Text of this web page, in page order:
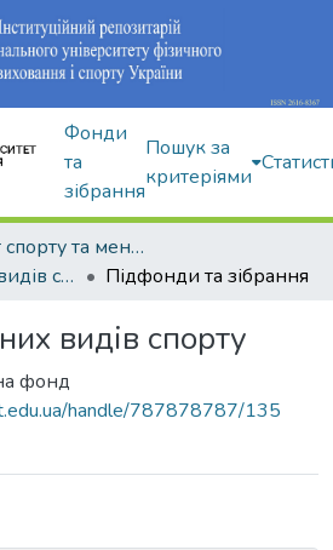
Фонди
та
зібрання
Пошук за
критеріями
Факультет спорту та менеджменту
Кафедра водних видів спорту
Підфонди та зібрання
видів спорту
фонд
handle/787878787/135